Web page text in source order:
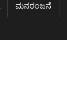
ಮನರಂಜನೆ